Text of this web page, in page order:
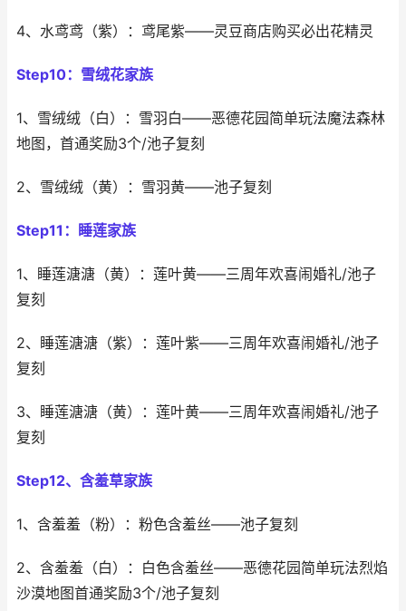
4、水鸢鸢（紫）：鸢尾紫——灵豆商店购买必出花精灵
Step10：雪绒花家族
1、雪绒绒（白）：雪羽白——恶德花园简单玩法魔法森林
地图，首通奖励3个/池子复刻
2、雪绒绒（黄）：雪羽黄——池子复刻
Step11：睡莲家族
1、睡莲溏溏（黄）：莲叶黄——三周年欢喜闹婚礼/池子
复刻
2、睡莲溏溏（紫）：莲叶紫——三周年欢喜闹婚礼/池子
复刻
3、睡莲溏溏（黄）：莲叶黄——三周年欢喜闹婚礼/池子
复刻
Step12、含羞草家族
1、含羞羞（粉）：粉色含羞丝——池子复刻
2、含羞羞（白）：白色含羞丝——恶德花园简单玩法烈焰
沙漠地图首通奖励3个/池子复刻